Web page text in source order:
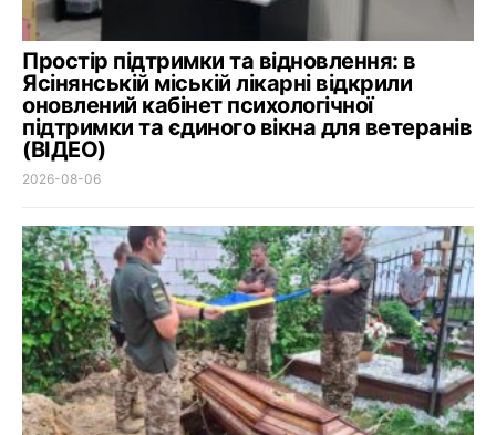
Простір підтримки та відновлення: в
Ясінянській міській лікарні відкрили
оновлений кабінет психологічної
підтримки та єдиного вікна для ветеранів
(ВІДЕО)
2026-08-06